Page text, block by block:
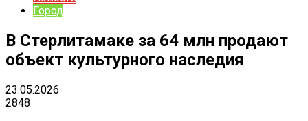
Город
В Стерлитамаке за 64 млн продают
объект культурного наследия
23.05.2026
2848